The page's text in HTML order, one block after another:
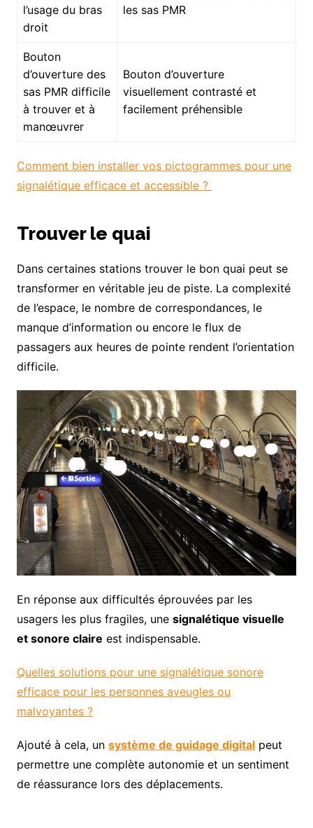
l’usage du bras
droit
les sas PMR
Bouton
d’ouverture des
sas PMR difficile
à trouver et à
manœuvrer
Bouton d’ouverture
visuellement contrasté et
facilement préhensible
Comment bien installer vos pictogrammes pour une
signalétique efficace et accessible ?
Trouver le quai
Dans certaines stations trouver le bon quai peut se
transformer en véritable jeu de piste. La complexité
de l’espace, le nombre de correspondances, le
manque d’information ou encore le flux de
passagers aux heures de pointe rendent l’orientation
difficile.
En réponse aux difficultés éprouvées par les
usagers les plus fragiles, une signalétique visuelle
et sonore claire est indispensable.
Quelles solutions pour une signalétique sonore
efficace pour les personnes aveugles ou
malvoyantes ?
Ajouté à cela, un système de guidage digitalpeut
permettre une complète autonomie et un sentiment
de réassurance lors des déplacements.